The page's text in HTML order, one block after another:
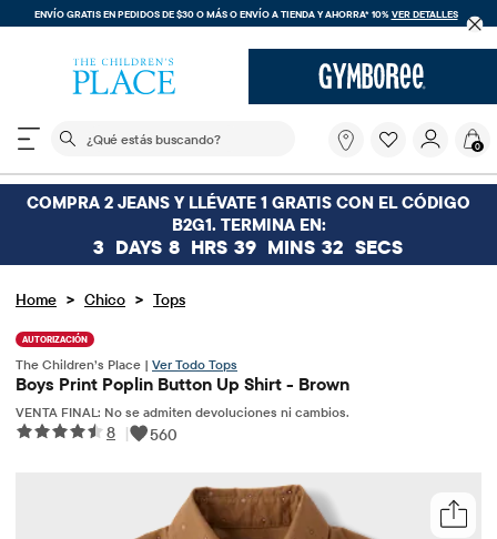
ENVÍO GRATIS EN PEDIDOS DE $30 O MÁS OENVÍO A TIENDA Y AHORRA* 10%VER DETALLES
El siguiente campo de búsqueda filtra las
buscando?
0
COMPRA 2 JEANS Y LLÉVATE 1 GRATIS CON EL CÓDIGO
B2G1. TERMINA EN:
3 DAYS 8 HRS 39 MINS 32 SECS
Home > Chico > Tops
AUTORIZACIÓN
The Children’s Place | Ver Todo Tops
Boys Print Poplin Button Up Shirt - Brown
VENTA FINAL: No se admiten devoluciones ni cambios.
8 | 560